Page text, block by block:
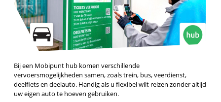
Bij een Mobipunt hub komen verschillende
vervoersmogelijkheden samen, zoals trein, bus, veerdienst,
deelfiets en deelauto. Handig als u flexibel wilt reizen zonder altijd
uw eigen auto te hoeven gebruiken.